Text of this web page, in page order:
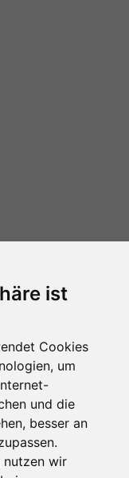
ist
Cookies
um
und die
besser an
nutzen wir